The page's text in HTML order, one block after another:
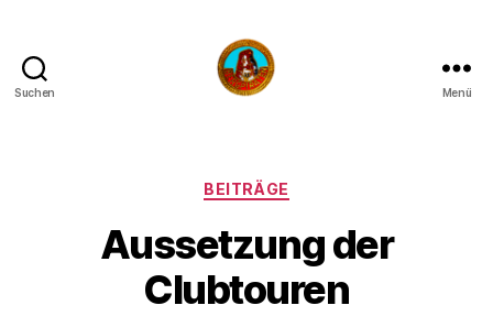
Suchen Menü
Kategorien
BEITRÄGE
Aussetzung der
Clubtouren